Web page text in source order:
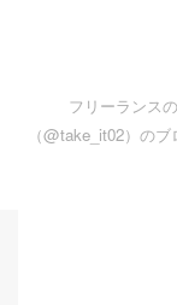
フリーランス
（@take_it02）の